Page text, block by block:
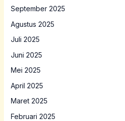
September 2025
Agustus 2025
Juli 2025
Juni 2025
Mei 2025
April 2025
Maret 2025
Februari 2025